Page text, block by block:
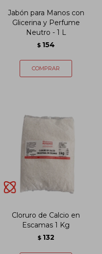
Jabón para Manos con
Glicerina y Perfume
Neutro - 1 L
$ 154
Cloruro de Calcio en
Escamas 1 Kg
$ 132